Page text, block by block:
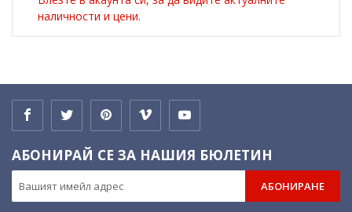
наличности и цени.
АБОНИРАЙ СЕ ЗА НАШИЯ БЮЛЕТИН
АБОНИРАНЕ